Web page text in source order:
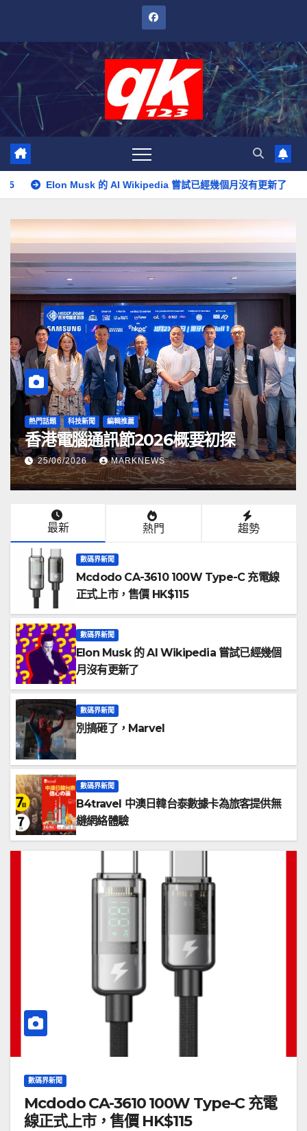
內
的 AI Wikipedia 嘗試已經幾個月沒有更新了 別搞砸了，
熱門話題 科技新聞 編輯推薦
香港電腦通訊節2026概要初探
25/06/2026 MARKNEWS
最新 熱門 趨勢
數碼界新聞
Mcdodo CA-3610 100W Type-C 充電線
正式上市，售價 HK$115
數碼界新聞
Elon Musk 的 AI Wikipedia 嘗試已經幾個
月沒有更新了
數碼界新聞
別搞砸了，Marvel
數碼界新聞
B4travel 中澳日韓台泰數據卡為旅客提供無
縫網絡體驗
數碼界新聞
Mcdodo CA-3610 100W Type-C 充電
線正式上市，售價 HK$115